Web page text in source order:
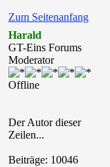
Zum Seitenanfang
Harald
GT-Eins Forums
Moderator
Offline
Der Autor dieser
Zeilen...
Beiträge: 10046